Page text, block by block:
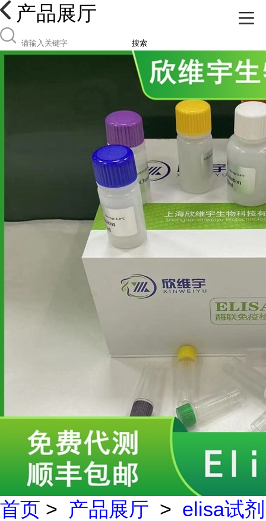
产品展厅
搜索
首页 > 产品展厅 > elisa试剂